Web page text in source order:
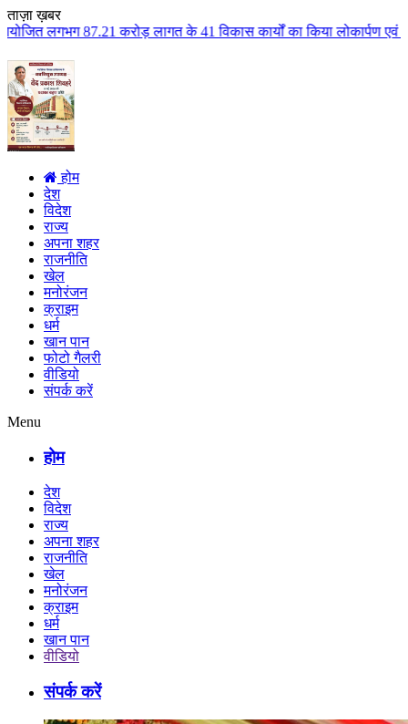
ताज़ा ख़बर
के 41 विकास कार्यों का किया लोकार्पण एवं भूमिपूजन कुलैथ क्षेत्र
होम
देश
विदेश
राज्य
अपना शहर
राजनीति
खेल
मनोरंजन
क्राइम
धर्म
खान पान
फोटो गैलरी
वीडियो
संपर्क करें
Menu
होम
देश
विदेश
राज्य
अपना शहर
राजनीति
खेल
मनोरंजन
क्राइम
धर्म
खान पान
वीडियो
संपर्क करें